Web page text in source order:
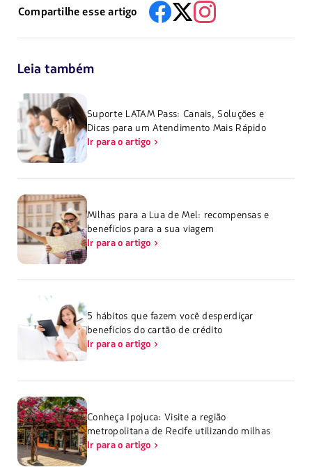
Compartilhe esse artigo
Leia também
Suporte LATAM Pass: Canais, Soluções e
Dicas para um Atendimento Mais Rápido
Ir para o artigo
Milhas para a Lua de Mel: recompensas e
benefícios para a sua viagem
Ir para o artigo
5 hábitos que fazem você desperdiçar
benefícios do cartão de crédito
Ir para o artigo
Conheça Ipojuca: Visite a região
metropolitana de Recife utilizando milhas
Ir para o artigo